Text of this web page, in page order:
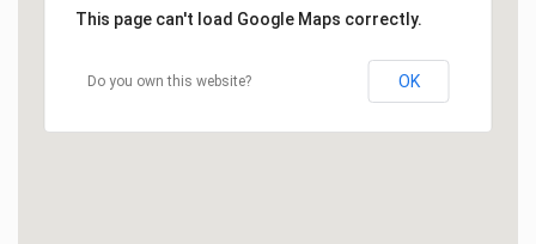
This page can't load Google Maps correctly.
Do you own this website? OK